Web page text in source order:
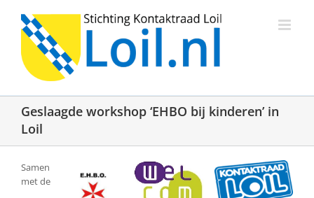
inhoud
Geslaagde workshop ‘EHBO bij kinderen’ in
Loil
Samen
met de